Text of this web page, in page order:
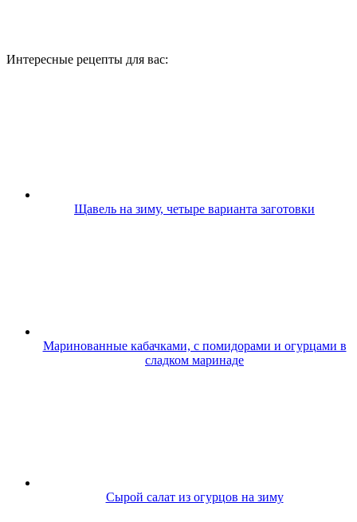
Интересные рецепты для вас:
Щавель на зиму, четыре варианта заготовки
Маринованные кабачками, с помидорами и огурцами в
сладком маринаде
Сырой салат из огурцов на зиму